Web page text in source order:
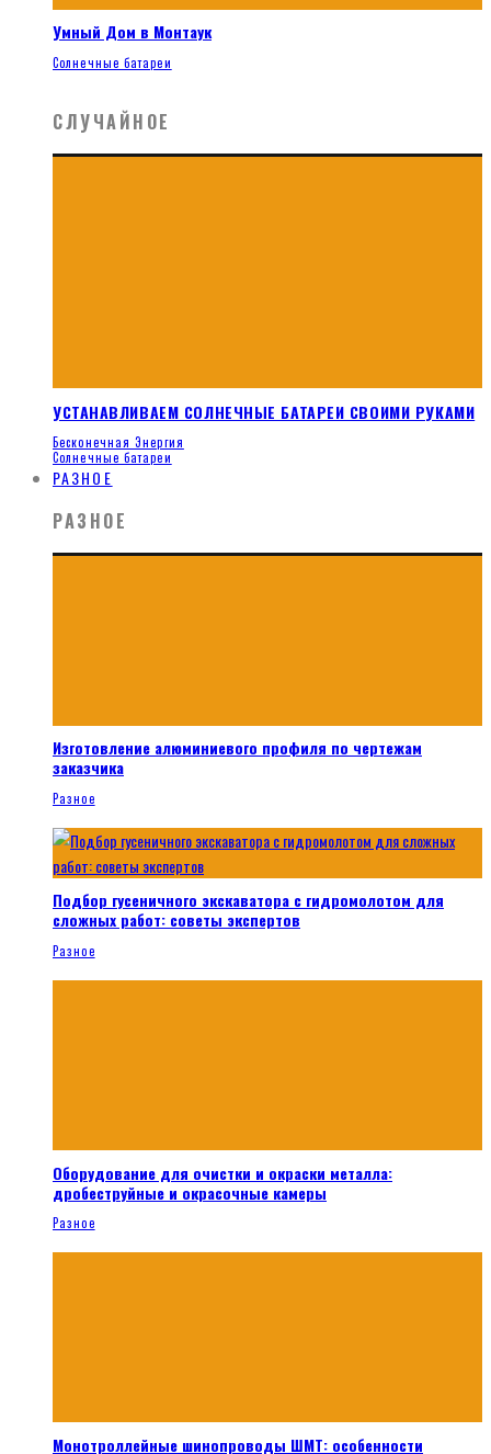
Умный Дом в Монтаук
Солнечные батареи
СЛУЧАЙНОЕ
УСТАНАВЛИВАЕМ СОЛНЕЧНЫЕ БАТАРЕИ СВОИМИ РУКАМИ
Бесконечная Энергия
Солнечные батареи
РАЗНОЕ
РАЗНОЕ
Изготовление алюминиевого профиля по чертежам
заказчика
Разное
Подбор гусеничного экскаватора с гидромолотом для
сложных работ: советы экспертов
Разное
Оборудование для очистки и окраски металла:
дробеструйные и окрасочные камеры
Разное
Монотроллейные шинопроводы ШМТ: особенности